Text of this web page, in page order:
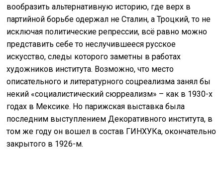
вообразить альтернативную историю, где верх в
партийной борьбе одержал не Сталин, а Троцкий, то не
исключая политические репрессии, всё равно можно
представить себе то неслучившееся русское
искусство, следы которого заметны в работах
художников института. Возможно, что место
описательного и литературного соцреализма занял бы
некий «социалистический сюрреализм» – как в 1930-х
годах в Мексике. Но парижская выставка была
последним выступлением Декоративного института, в
том же году он вошел в состав ГИНХУКа, окончательно
закрытого в 1926-м.